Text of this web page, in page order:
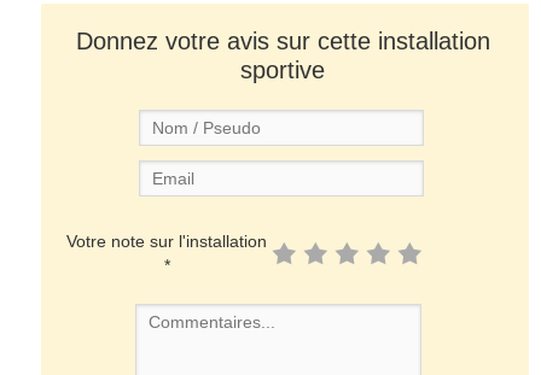
Donnez votre avis sur cette installation
sportive
Votre note sur l'installation
*